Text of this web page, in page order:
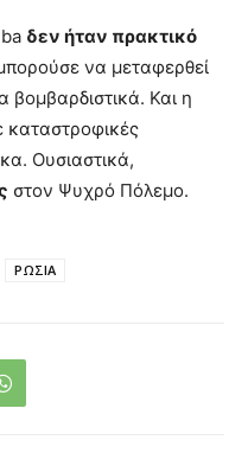
δεν ήταν πρακτικό
να μεταφερθεί
βομβαρδιστικά. Και η
καταστροφικές
Ουσιαστικά,
στον Ψυχρό Πόλεμο.
ΡΩΣΙΑ